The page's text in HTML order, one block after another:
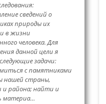
сведений о
природы их
в жизни
человека. Для
данной цели я
задачи:
с памятниками
нашей страны,
и района; найти и
материа…